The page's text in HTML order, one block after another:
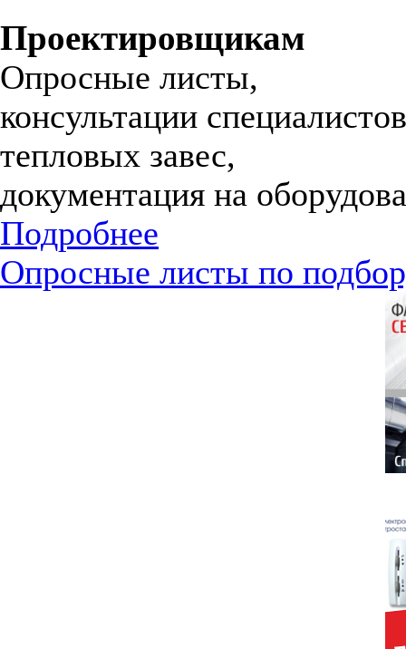
Проектировщикам
Опросные листы,
консультации
тепловых завес,
документация на
Подробнее
Опросные листы по